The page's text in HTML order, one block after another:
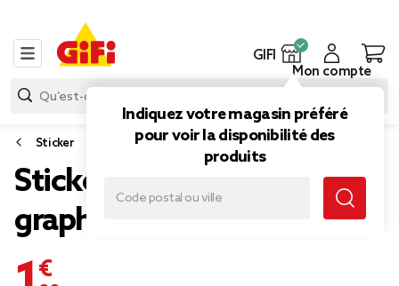
GIFI
Indiquez votre magasin préféré
pour voir la disponibilité des
produits
Mon compte
Sticker
Stickers 3D design
graphique
1,00 €